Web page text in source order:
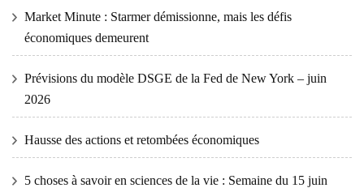
Market Minute : Starmer démissionne, mais les défis
économiques demeurent
Prévisions du modèle DSGE de la Fed de New York – juin
2026
Hausse des actions et retombées économiques
5 choses à savoir en sciences de la vie : Semaine du 15 juin